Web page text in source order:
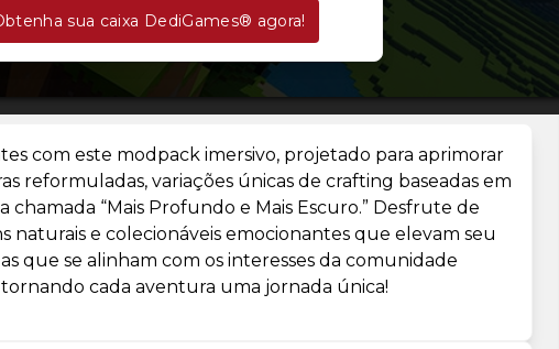
sua caixa DediGames® agora!
com este modpack imersivo, projetado para aprimorar
reformuladas, variações únicas de crafting baseadas em
“Mais Profundo e Mais Escuro.” Desfrute de
e colecionáveis emocionantes que elevam seu
que se alinham com os interesses da comunidade
cada aventura uma jornada única!